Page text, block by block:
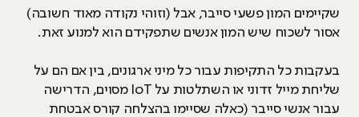
שקיימים המון פשעי סייבר, אבל (וזוהי נקודה מאוד חשובה)
אסור לשכוח שיש המון אנשים שתפקידם הוא למנוע זאת.
בעקבות כל התקיפות עבור כל מיני ארגונים, בין אם הם על
שליחת מייל זדוני או השתלטות על IoT מסוים, הדרישה
עבור אנשי סייבר (כאלה שסיימו בהצלחה קורס אבטחת